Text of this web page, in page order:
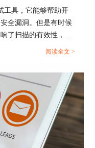
出色的性能，并提
之所以能够脱颖而
擎、定制化能力和
用程序免受黑客攻
AppScan，组织可
工具，它能够帮助开
全漏洞。但是有时候
了扫描的有效性，也
“appscan漏洞扫描时
阅读全文 >